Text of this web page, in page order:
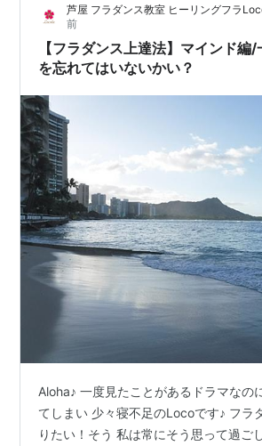
届くフラを踊るためには どうしたらい
芦屋 フラダンス教室 ヒーリングフラ
前
【フラダンス上達法】マインド編
を忘れてはいないかい？
Aloha♪ 一度見たことがあるドラマなの
てしまい 少々寝不足のLocoです♪ フラ
りたい！そう 私は常にそう思って過ご